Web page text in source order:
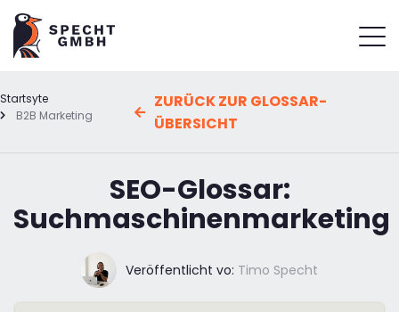
Startsyte
B2B Marketing
ZURÜCK ZUR GLOSSAR-
ÜBERSICHT
SEO-Glossar:
Suchmaschinenmarketing
Veröffentlicht vo: Timo Specht